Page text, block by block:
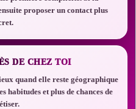
proposer un contact plus
DE CHEZ TOI
quand elle reste géographique
habitudes et plus de chances de